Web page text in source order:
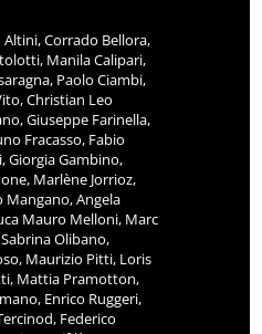
Altini, Corrado Bellora,
Manila Calipari,
Paolo Ciambi,
Christian Leo
Giuseppe Farinella,
Fracasso, Fabio
Giorgia Gambino,
Marlène Jorrioz,
Mangano, Angela
Mauro Melloni, Marc
Olibano,
Maurizio Pitti, Loris
Mattia Pramotton,
Enrico Ruggeri,
Federico